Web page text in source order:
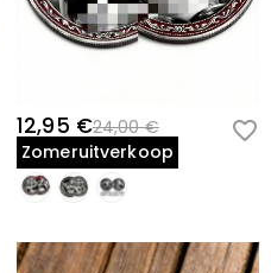
12,95 €24,00 €
Zomeruitverkoop